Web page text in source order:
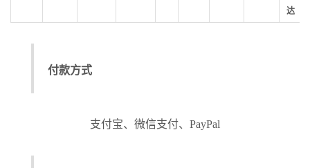
达
付款方式
支付宝、微信支付、PayPal